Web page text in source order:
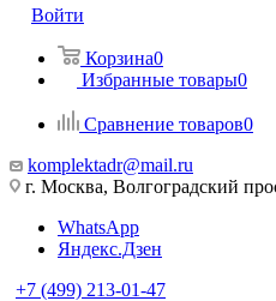
Войти
Корзина0
Избранные товары0
Сравнение товаров0
komplektadr@mail.ru
г. Москва, Волгоградский
WhatsApp
Яндекс.Дзен
+7 (499) 213-01-47